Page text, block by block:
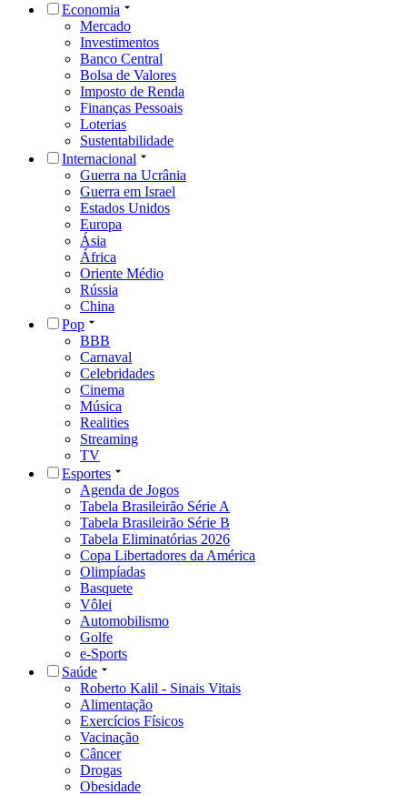
Economia
Mercado
Investimentos
Banco Central
Bolsa de Valores
Imposto de Renda
Finanças Pessoais
Loterias
Sustentabilidade
Internacional
Guerra na Ucrânia
Guerra em Israel
Estados Unidos
Europa
Ásia
África
Oriente Médio
Rússia
China
Pop
BBB
Carnaval
Celebridades
Cinema
Música
Realities
Streaming
TV
Esportes
Agenda de Jogos
Tabela Brasileirão Série A
Tabela Brasileirão Série B
Tabela Eliminatórias 2026
Copa Libertadores da América
Olimpíadas
Basquete
Vôlei
Automobilismo
Golfe
e-Sports
Saúde
Roberto Kalil - Sinais Vitais
Alimentação
Exercícios Físicos
Vacinação
Câncer
Drogas
Obesidade